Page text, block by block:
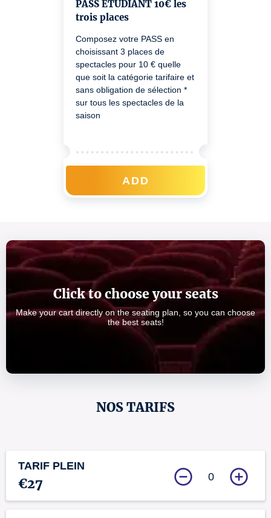
Sponeck ou nous joindre au
0805 710 700.
PASS ETUDIANT 10€ les
trois places
Composez votre PASS en
choisissant 3 places de
spectacles pour 10 € quelle
que soit la catégorie tarifaire et
sans obligation de sélection *
sur tous les spectacles de la
saison
ADD
Click to choose your seats
Make your cart directly on the seating plan, so you can choose
the best seats!
NOS TARIFS
TARIF PLEIN
€27 0